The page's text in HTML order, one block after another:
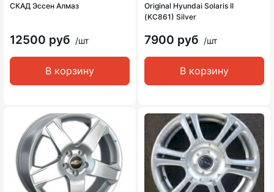
СКАД Эссен Алмаз
12500 руб /шт
В корзину
Original Hyundai Solaris II
(KC861) Silver
7900 руб /шт
В корзину